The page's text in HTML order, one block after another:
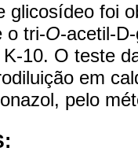
glicosídeo foi
o tri-O-acetil-
10. O teste
em
pelo